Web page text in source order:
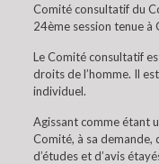
Comité consultatif du
24ème session tenue à
Le Comité consultatif
droits de l’homme. Il
individuel.
Agissant comme étant
Comité, à sa demande,
d’études et d’avis